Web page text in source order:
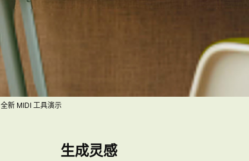
全新 MIDI 工具演示
生成灵感